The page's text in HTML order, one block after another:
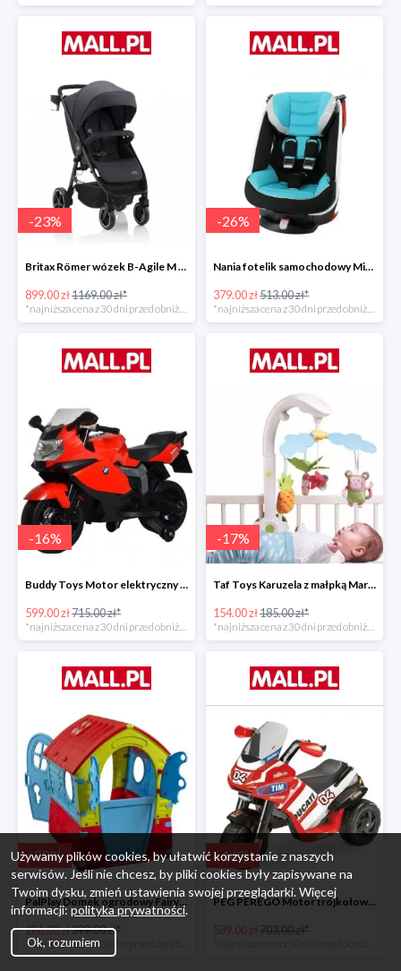
-23%
Britax Römer wózek B-Agile M Black Shadow 2020 -23%
899.00 zł1169.00 zł*
*najniższa cena z 30 dni przed obniżką
-26%
Nania fotelik samochodowy Migo Saturn Premium Sky -26%
379.00 zł513.00 zł*
*najniższa cena z 30 dni przed obniżką
-16%
Buddy Toys Motor elektryczny BMW K1300 BEC 6011 -16%
599.00 zł715.00 zł*
-17%
Taf Toys Karuzela z małpką Marco -16%
154.00 zł185.00 zł*
-28%
PalPlay Domek ogrodowy Fairy House -28%
286.00 zł399.00 zł*
-16%
PEG PEREGO Motor trójkołowy Ducati Desmosedici -16%
589.00 zł703.00 zł*
Używamy plików cookies, by ułatwić korzystanie z naszych
serwisów. Jeśli nie chcesz, by pliki cookies były zapisywane na
Twoim dysku, zmień ustawienia swojej przeglądarki. Więcej
informacji:polityka prywatności.
Ok, rozumiem